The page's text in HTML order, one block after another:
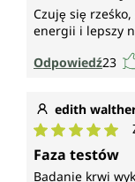
prawidłowego
prawidłowego
zmęczenia i
Witamina
(kwas foliowy)
Czuję się
energii i lepszy
Odpowiedź23
edith
Średnia ocena
Faza testów
Badanie krwi